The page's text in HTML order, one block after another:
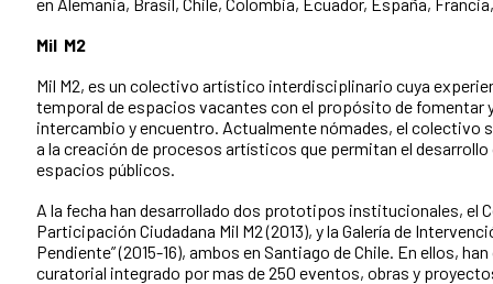
Mil M2
Mil M2, es un colectivo artístico interdisciplinario cuya
temporal de espacios vacantes con el propósito de fomentar
intercambio y encuentro. Actualmente nómades, el colectivo
a la creación de procesos artísticos que permitan el
espacios públicos.
A la fecha han desarrollado dos prototipos institucionales, el
Participación Ciudadana Mil M2 (2013), y la Galería de
Pendiente” (2015-16), ambos en Santiago de Chile. En ellos,
curatorial integrado por mas de 250 eventos, obras y